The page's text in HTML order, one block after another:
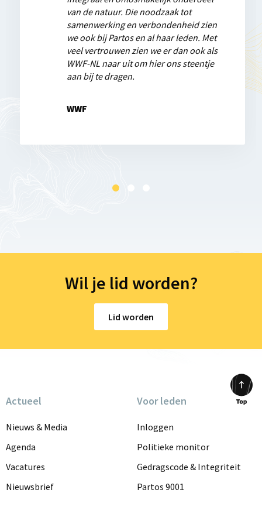
van de natuur. Die noodzaak tot
samenwerking en verbondenheid zien
we ook bij Partos en al haar leden. Met
veel vertrouwen zien we er dan ook als
WWF-NL naar uit om hier ons steentje
aan bij te dragen.
WWF
te versterken ten gunste van
gezamenlijke doelen. Dan stijgen we
boven de grenzen van onze eigen
organisatie, hoe klein of groot ook, uit
en werken we daadwerkelijk aan wat er
mondiaal nodig is voor een hoopvolle en
gemeenschappen of partners. Als team
met elkaar in gesprek zijn, kennis en
ervaringen delen, samen innoveren om
de beleving en maatschappelijke kracht
vooruit te brengen.
Wil je lid worden?
Lid worden
Actueel
Nieuws & Media
Agenda
Vacatures
Nieuwsbrief
Voor leden
Inloggen
Politieke monitor
Gedragscode & Integriteit
Partos 9001